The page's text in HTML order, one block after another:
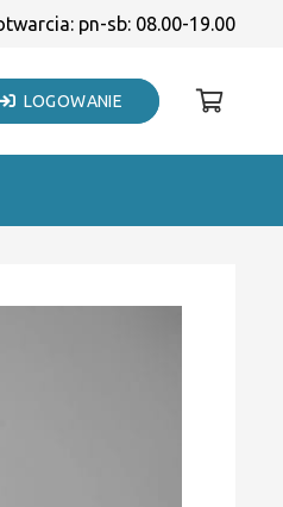
pn-sb: 08.00-19.00
LOGOWANIE